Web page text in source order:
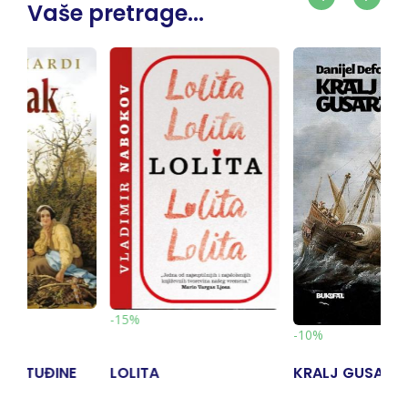
Vaše pretrage...
KRALJ GUSARA
-10%
RAZGOVORI S